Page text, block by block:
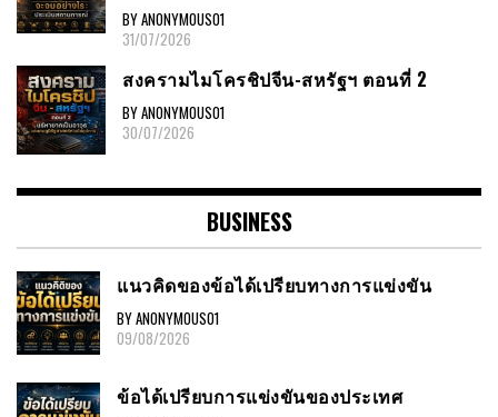
BY ANONYMOUS01
31/07/2026
สงครามไมโครชิปจีน-สหรัฐฯ ตอนที่ 2
BY ANONYMOUS01
30/07/2026
BUSINESS
แนวคิดของข้อได้เปรียบทางการแข่งขัน
BY ANONYMOUS01
09/08/2026
ข้อได้เปรียบการแข่งขันของประเทศ